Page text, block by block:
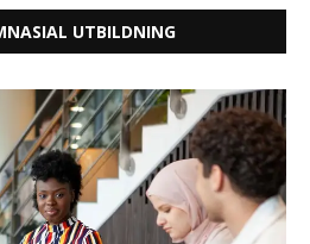
UTBILDNING